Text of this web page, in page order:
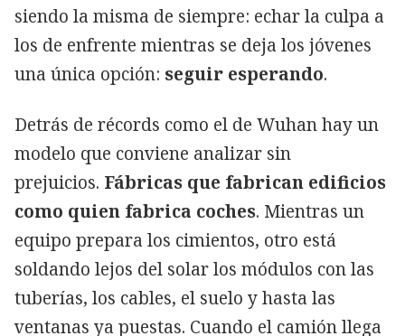
siendo la misma de siempre: echar la culpa a
los de enfrente mientras se deja los jóvenes
una única opción: seguir esperando.
Detrás de récords como el de Wuhan hay un
modelo que conviene analizar sin
prejuicios. Fábricas que fabrican edificios
como quien fabrica coches. Mientras un
equipo prepara los cimientos, otro está
soldando lejos del solar los módulos con las
tuberías, los cables, el suelo y hasta las
ventanas ya puestas. Cuando el camión llega